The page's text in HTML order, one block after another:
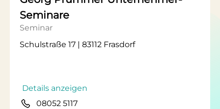
Seminare
Seminar
Schulstraße 17 | 83112 Frasdorf
Details anzeigen
08052 5117